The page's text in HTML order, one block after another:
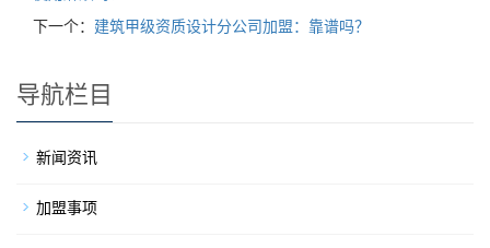
下一个： 建筑甲级资质设计分公司加盟：靠谱吗？
导航栏目
新闻资讯
加盟事项